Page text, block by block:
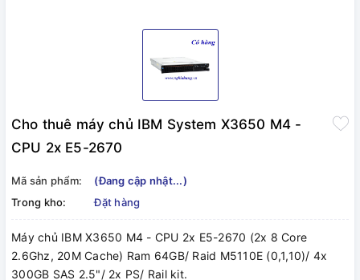
Cho thuê máy chủ IBM System X3650 M4 -
CPU 2x E5-2670
Mã sản phẩm:
(Đang cập nhật...)
Trong kho:
Đặt hàng
Máy chủ IBM X3650 M4 - CPU 2x E5-2670 (2x 8 Core
2.6Ghz, 20M Cache) Ram 64GB/ Raid M5110E (0,1,10)/ 4x
300GB SAS 2.5"/ 2x PS/ Rail kit.